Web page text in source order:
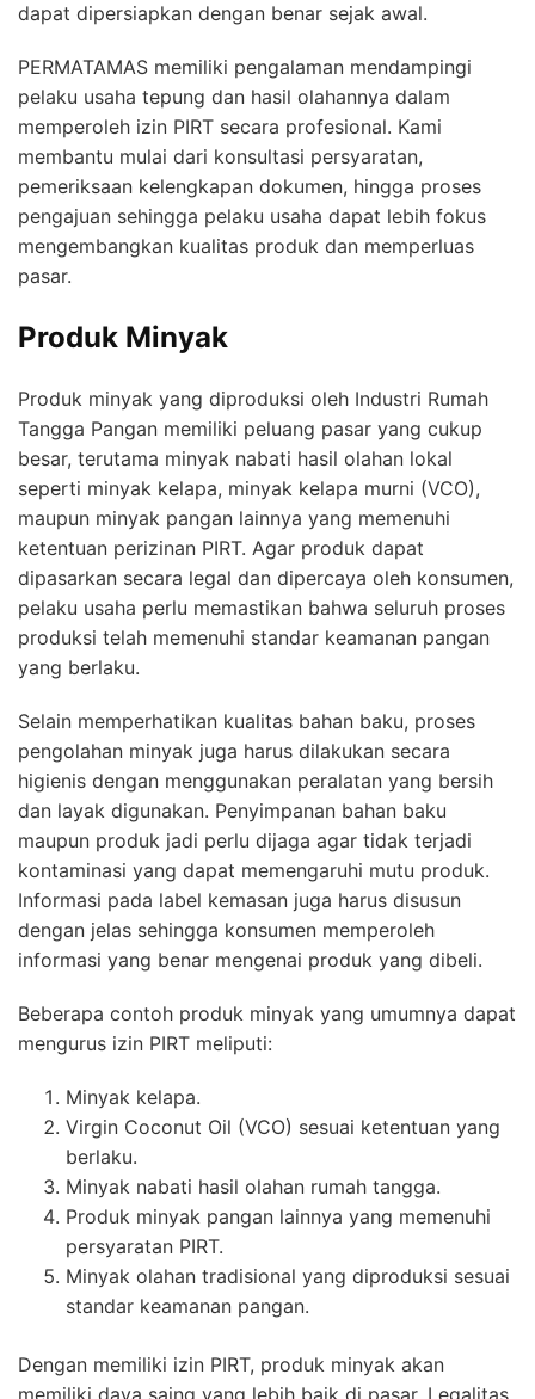
dapat dipersiapkan dengan benar sejak awal.
PERMATAMAS memiliki pengalaman mendampingi
pelaku usaha tepung dan hasil olahannya dalam
memperoleh izin PIRT secara profesional. Kami
membantu mulai dari konsultasi persyaratan,
pemeriksaan kelengkapan dokumen, hingga proses
pengajuan sehingga pelaku usaha dapat lebih fokus
mengembangkan kualitas produk dan memperluas
pasar.
Produk Minyak
Produk minyak yang diproduksi oleh Industri Rumah
Tangga Pangan memiliki peluang pasar yang cukup
besar, terutama minyak nabati hasil olahan lokal
seperti minyak kelapa, minyak kelapa murni (VCO),
maupun minyak pangan lainnya yang memenuhi
ketentuan perizinan PIRT. Agar produk dapat
dipasarkan secara legal dan dipercaya oleh konsumen,
pelaku usaha perlu memastikan bahwa seluruh proses
produksi telah memenuhi standar keamanan pangan
yang berlaku.
Selain memperhatikan kualitas bahan baku, proses
pengolahan minyak juga harus dilakukan secara
higienis dengan menggunakan peralatan yang bersih
dan layak digunakan. Penyimpanan bahan baku
maupun produk jadi perlu dijaga agar tidak terjadi
kontaminasi yang dapat memengaruhi mutu produk.
Informasi pada label kemasan juga harus disusun
dengan jelas sehingga konsumen memperoleh
informasi yang benar mengenai produk yang dibeli.
Beberapa contoh produk minyak yang umumnya dapat
mengurus izin PIRT meliputi:
Minyak kelapa.
Virgin Coconut Oil (VCO) sesuai ketentuan yang
berlaku.
Minyak nabati hasil olahan rumah tangga.
Produk minyak pangan lainnya yang memenuhi
persyaratan PIRT.
Minyak olahan tradisional yang diproduksi sesuai
standar keamanan pangan.
Dengan memiliki izin PIRT, produk minyak akan